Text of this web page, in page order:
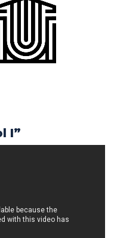
I”